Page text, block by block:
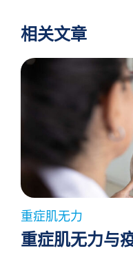
相关文章
重症肌无力
重症肌无力与